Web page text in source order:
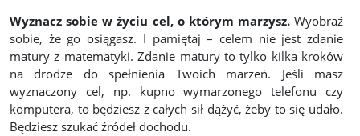
Wyznacz sobie w życiu cel, o którym marzysz.Wyobraź
sobie, że go osiągasz. I pamiętaj – celem nie jest zdanie
matury z matematyki. Zdanie matury to tylko kilka kroków
na drodze do spełnienia Twoich marzeń. Jeśli masz
wyznaczony cel, np. kupno wymarzonego telefonu czy
komputera, to będziesz z całych sił dążyć, żeby to się udało.
Będziesz szukać źródeł dochodu.